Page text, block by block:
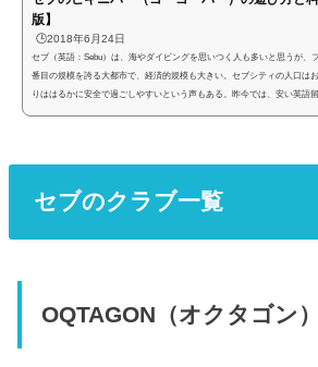
版】
🕒️2018年6月24日
セブ（英語：Sebu）は、海やダイビングを思いつく人も多いと思うが、
番目の規模を誇る大都市で、経済的規模も大きい。セブシティの人口は
りははるかに安全で過ごしやすいという声もある。昨今では、安い英語
セブのクラブ一覧
OQTAGON（オクタゴン）